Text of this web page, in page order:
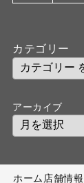
カテゴリー
アーカイブ
ホーム 店舗情報